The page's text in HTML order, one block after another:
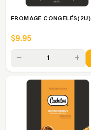
FROMAGE CONGELÉS(2U)
$9.95
− 1 +